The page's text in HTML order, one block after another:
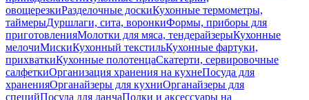
овощерезкиРазделочные доскиКухонные термометры,
таймерыДуршлаги, сита, воронкиФормы, приборы для
приготовленияМолотки для мяса, тендерайзерыКухонные
мелочиМискиКухонный текстильКухонные фартуки,
прихваткиКухонные полотенцаСкатерти, сервировочные
салфеткиОрганизация хранения на кухнеПосуда для
храненияОрганайзеры для кухниОрганайзеры для
специйПосуда для ланчаПолки и аксессуары на